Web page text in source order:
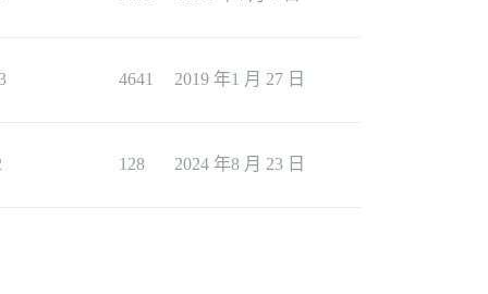
4641 2019 年1 月 27 日
128 2024 年8 月 23 日